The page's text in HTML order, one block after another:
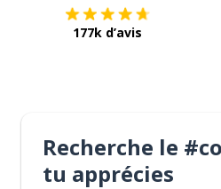
177k d’avis
Recherche le
tu apprécies